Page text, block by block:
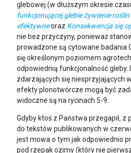
glebowej (w dłuższym okresie
funkcjonującej glebie żywienie
efektywneoraz Konsekwencja się
nie bez przyczyny, ponieważ
prowadzone są cytowane badania
się określonym poziomem
odpowiednią funkcjonalność gleby.
zdarzających się niesprzyjających
efekty plonotwórcze mogą być
widoczne są na rycinach 5-9.
Gdyby ktoś z Państwa przegapił, z
do tekstów publikowanych w
jest mowa o tym jak odpowiednio
pod rzepak ozimy (który nie